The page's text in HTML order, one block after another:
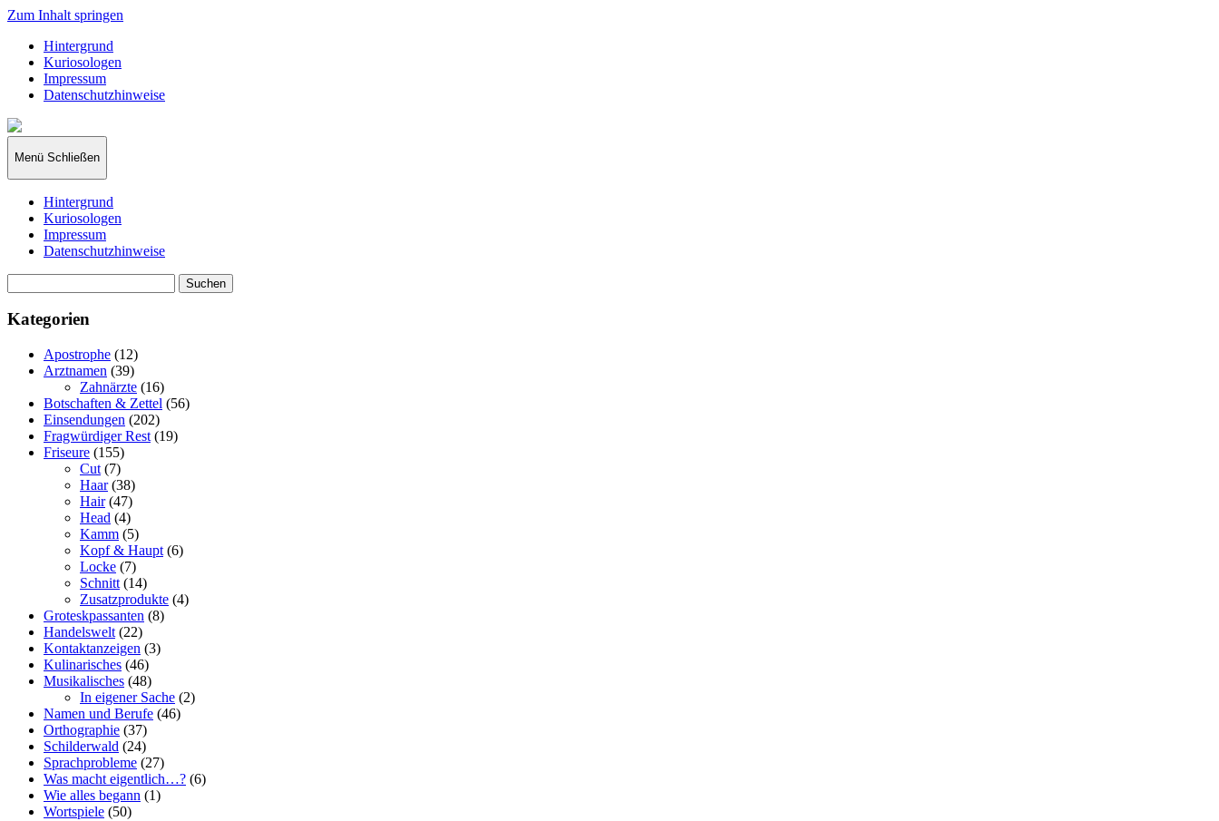
Zum Inhalt springen
Hintergrund
Kuriosologen
Impressum
Datenschutzhinweise
kuriosologie.de
Menü Schließen
Hintergrund
Kuriosologen
Impressum
Datenschutzhinweise
nach:
Kategorien
Apostrophe (12)
Arztnamen (39)
Zahnärzte (16)
Botschaften & Zettel (56)
Einsendungen (202)
Fragwürdiger Rest (19)
Friseure (155)
Cut (7)
Haar(38)
Hair(47)
Head (4)
Kamm (5)
Kopf & Haupt (6)
Locke (7)
Schnitt (14)
Zusatzprodukte (4)
Groteskpassanten (8)
Handelswelt (22)
Kontaktanzeigen (3)
Kulinarisches (46)
Musikalisches (48)
In eigener Sache (2)
Namen und Berufe (46)
Orthographie (37)
Schilderwald (24)
Sprachprobleme (27)
Was macht eigentlich…? (6)
Wie alles begann (1)
Wortspiele (50)